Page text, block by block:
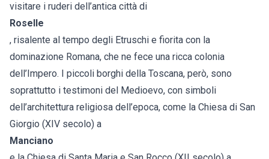
visitare i ruderi dell’antica città di
Roselle
, risalente al tempo degli Etruschi e fiorita con la
dominazione Romana, che ne fece una ricca colonia
dell’Impero. I piccoli borghi della Toscana, però, sono
soprattutto i testimoni del Medioevo, con simboli
dell’architettura religiosa dell’epoca, come la Chiesa di San
Giorgio (XIV secolo) a
Manciano